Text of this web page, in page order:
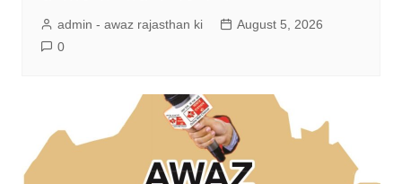
admin - awaz rajasthan ki
August 5, 2026
0